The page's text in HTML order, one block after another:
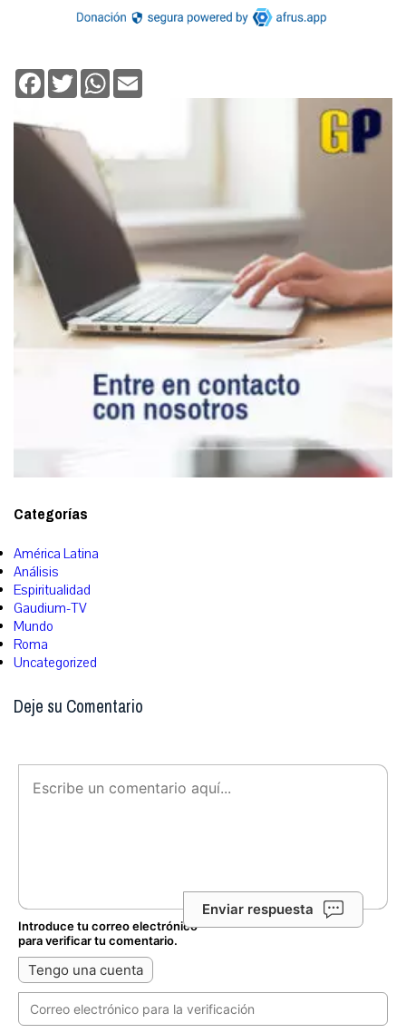
Facebook
TwitterWhatsApp
Categorías
América Latina
Análisis
Espiritualidad
Gaudium-TV
Mundo
Roma
Uncategorized
Deje su Comentario
Enviar respuesta
Introduce tu correo electrónico
para verificar tu comentario.
Tengo una cuenta